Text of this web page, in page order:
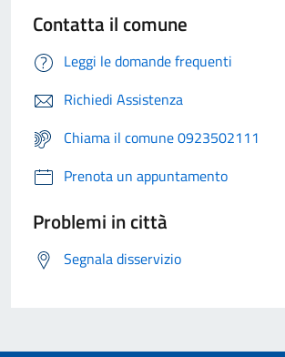
Contatta il comune
Leggi le domande frequenti
Richiedi Assistenza
Chiama il comune 0923502111
Prenota un appuntamento
Problemi in città
Segnala disservizio